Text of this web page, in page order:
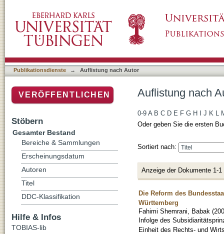
Publikationsdienste → Auflistung nach Autor
Auflistung nach
0-9 A B C D E F G H J K L
Oder geben Sie die ersten
Sortiert nach:
Anzeige der Dokumente 1-1
Die Reform des
Württemberg
Fahimi Shemrani, Babak (
Infolge des
Einheit des Rechts- und
VERÖFFENTLICHEN
Stöbern
Gesamter Bestand
Bereiche & Sammlungen
Erscheinungsdatum
Autoren
Titel
DDC-Klassifikation
Hilfe & Infos
TOBIAS-lib